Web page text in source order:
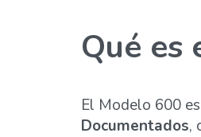
Qué es
El Modelo 600
Documentados,